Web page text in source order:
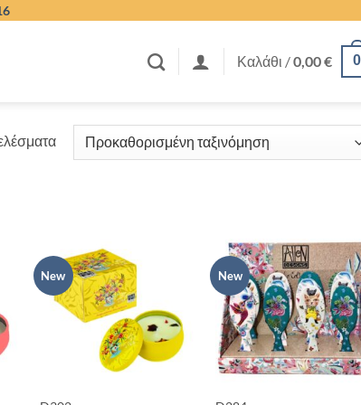
Καλάθι /0,00€ 0
+
New New